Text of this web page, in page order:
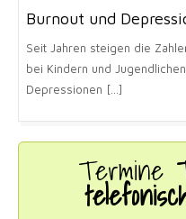
Burnout und
Seit Jahren steigen die
bei Kindern und
Depressionen [...]
Termine